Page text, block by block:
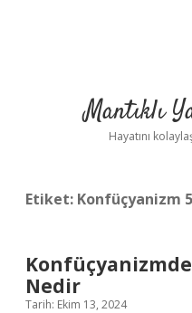
Mantıklı
Hayatını
Etiket: Konfüçyanizm
Nedir
Tarih: Ekim 13, 2024